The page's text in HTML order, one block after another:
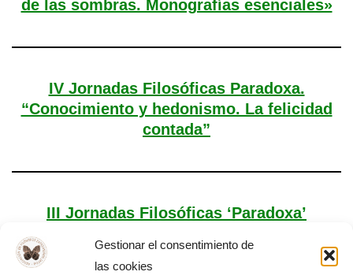
Gestionar el consentimiento de
las cookies
de las sombras. Monografías esenciales»
IV Jornadas Filosóficas Paradoxa.
“Conocimiento y hedonismo. La felicidad
contada”
III Jornadas Filosóficas ‘Paradoxa’